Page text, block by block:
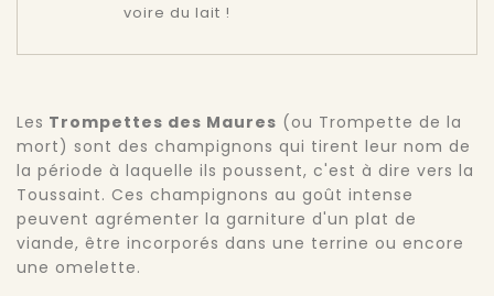
voire du lait !
Les Trompettes des Maures (ou Trompette de la
mort) sont des champignons qui tirent leur nom de
la période à laquelle ils poussent, c'est à dire vers la
Toussaint. Ces champignons au goût intense
peuvent agrémenter la garniture d'un plat de
viande, être incorporés dans une terrine ou encore
une omelette.